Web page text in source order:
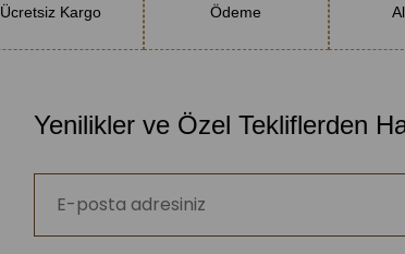
Ücretsiz Kargo
Ödeme
Yenilikler ve Özel Tekliflerden